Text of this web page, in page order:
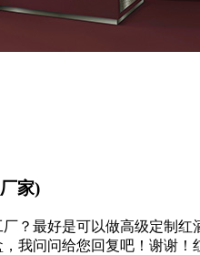
家)
？最好是可以做高级定制
我问问给您回复吧！谢谢